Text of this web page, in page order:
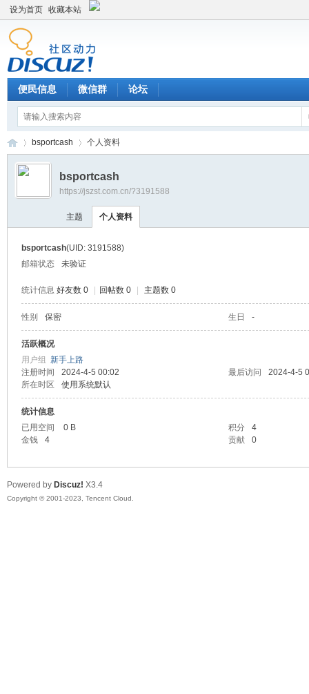
设为首页 收藏本站
便民信息 微信群 论坛
›
bsportcash 个人资料
bsportcash
https://jszst.com.cn/?3191588
主题 个人资料
bsportcash(UID: 3191588)
邮箱状态
未验证
统计信息 好友数 0 回帖数 0 主题数 0
性别 保密 生日 -
活跃概况
用户组 新手上路
注册时间
2024-4-5 00:02 最后访问
2024-4-5
所在时区
使用系统默认
统计信息
已用空间
0 B 积分
4
金钱
4 贡献 0
Powered by Discuz! X3.4
Copyright © 2001-2023, Tencent Cloud.